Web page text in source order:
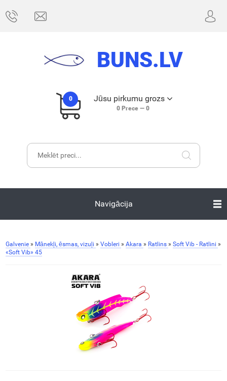
BUNS.LV
0 Jūsu pirkumu grozs
0Prece — 0
Navigācija
Galvenie » Mānekļi, ēsmas, vizuļi » Vobleri » Akara » Ratlins » Soft Vib - Ratlini »
«Soft Vib» 45